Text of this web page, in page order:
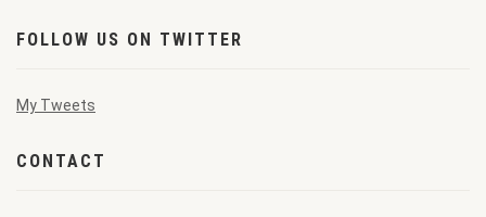
FOLLOW US ON TWITTER
My Tweets
CONTACT